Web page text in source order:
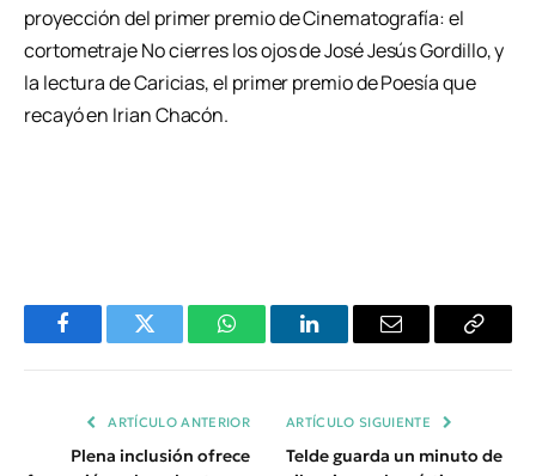
proyección del primer premio de Cinematografía: el
cortometraje No cierres los ojos de José Jesús Gordillo, y
la lectura de Caricias, el primer premio de Poesía que
recayó en Irian Chacón.
FacebookTwitter WhatsAppLinkedInEmail
Copiar
ARTÍCULO ANTERIOR
Plena inclusión ofrece
ARTÍCULO SIGUIENTE
Telde guarda un minuto de